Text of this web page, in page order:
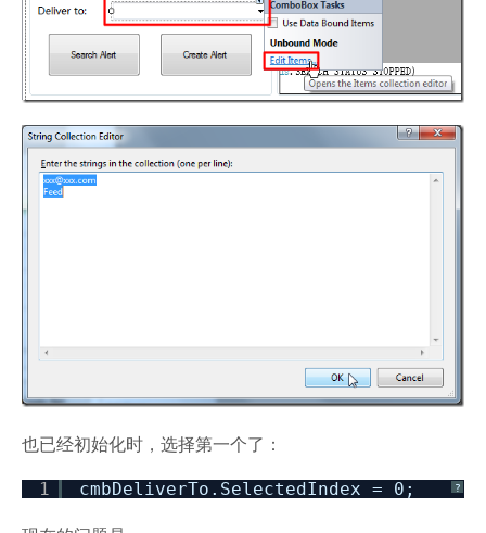
也已经初始化时，选择第一个了：
?
1 cmbDeliverTo.SelectedIndex = 0;